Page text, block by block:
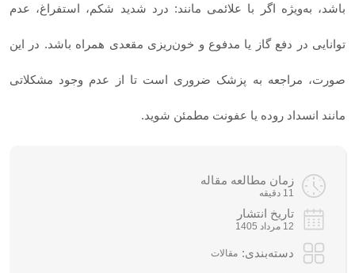
باشد، به‌ویژه اگر با علائمی مانند: درد شدید شکم، استفراغ، عدم
توانایی در دفع گاز یا مدفوع و خون‌ریزی مقعدی همراه باشد. در این
صورت، مراجعه به پزشک ضروری است تا از عدم وجود مشکلاتی
مانند انسداد روده یا عفونت مطمئن شوید.
زمان مطالعه مقاله
11 دقیقه
تاریخ انتشار
12 مرداد 1405
دسته‌بندی: مقالات